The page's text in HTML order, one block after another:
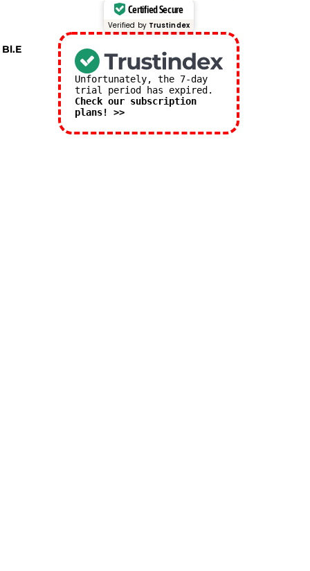
Certified Secure
Verified by Trustindex
Unfortunately, the 7-day
trial period has expired.
Check our subscription
plans! >>